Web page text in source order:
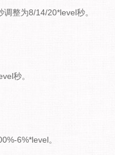
整为8/14/20*level秒。
秒。
6%*level。